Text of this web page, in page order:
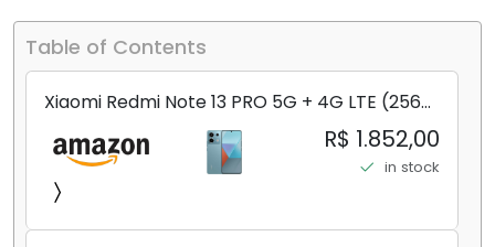
Table of Contents
Xiaomi Redmi Note 13 PRO 5G + 4G LTE (256
GB + 8 GB) 200 MP Triplo (Mobile Mint Tello
e) + (Pacote de carregador duplo de carro
rápido) (Ocean Teal (ROM))
R$ 1.852,00
in stock